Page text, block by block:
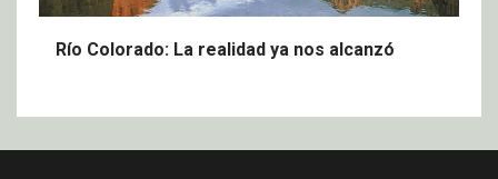
Río Colorado: La realidad ya nos alcanzó